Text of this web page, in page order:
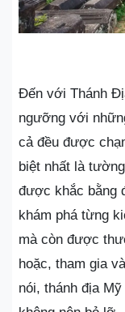
Đến với Thánh
ngưỡng với
cả đều được
biệt nhất là
được khắc bằng
khám phá từng
mà còn được
hoặc, tham gia
nói, thánh địa